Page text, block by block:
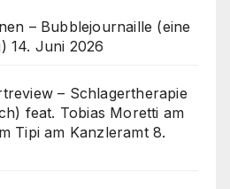
– Bubblejournaille (eine
14. Juni 2026
– Schlagertherapie
feat. Tobias Moretti am
Tipi am Kanzleramt 8.